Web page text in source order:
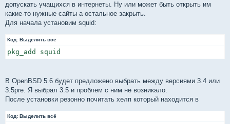
допускать учащихся в интернеты. Ну или может быть открыть им
какие-то нужные сайты а остальное закрыть.
Для начала установим squid:
Код: Выделить всё
pkg_add squid
В OpenBSD 5.6 будет предложено выбрать между версиями 3.4 или
3.5pre. Я выбрал 3.5 и проблем с ним не возникало.
После установки резонно почитать хелп который находится в
Код: Выделить всё